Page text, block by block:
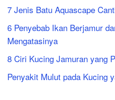
7 Jenis Batu Aquascape
6 Penyebab Ikan Berjamur
Mengatasinya
8 Ciri Kucing Jamuran yang
Penyakit Mulut pada Kucing